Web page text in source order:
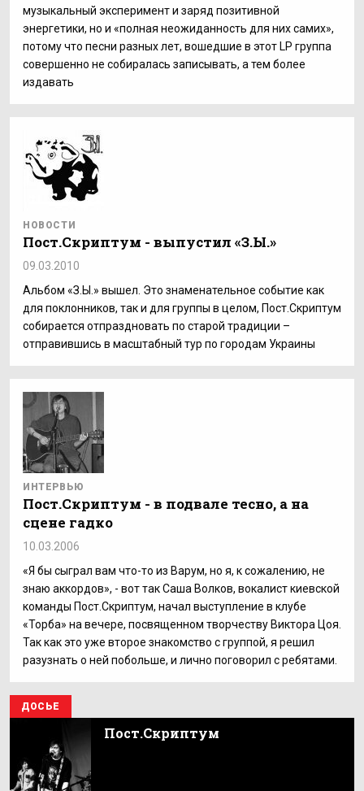
музыкальный эксперимент и заряд позитивной
энергетики, но и «полная неожиданность для них самих»,
потому что песни разных лет, вошедшие в этот LP группа
совершенно не собиралась записывать, а тем более
издавать
НОВОСТИ
Пост.Скриптум - выпустил «З.Ы.»
09.03.2010
Альбом «З.Ы.» вышел. Это знаменательное событие как
для поклонников, так и для группы в целом, Пост.Скриптум
собирается отпраздновать по старой традиции –
отправившись в масштабный тур по городам Украины
ИНТЕРВЬЮ
Пост.Скриптум - в подвале тесно, а на
сцене гадко
10.03.2006
«Я бы сыграл вам что-то из Варум, но я, к сожалению, не
знаю аккордов», - вот так Саша Волков, вокалист киевской
команды Пост.Скриптум, начал выступление в клубе
«Торба» на вечере, посвященном творчеству Виктора Цоя.
Так как это уже второе знакомство с группой, я решил
разузнать о ней побольше, и лично поговорил с ребятами.
ДОСЬЕ
Пост.Скриптум